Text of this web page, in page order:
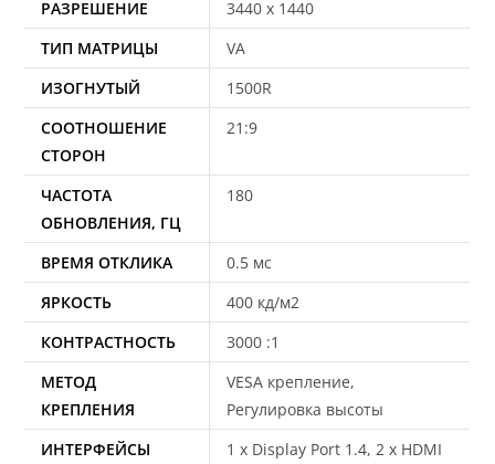
РАЗРЕШЕНИЕ
3440 x 1440
ТИП МАТРИЦЫ
VA
ИЗОГНУТЫЙ
1500R
СООТНОШЕНИЕ
СТОРОН
21:9
ЧАСТОТА
ОБНОВЛЕНИЯ, ГЦ
180
ВРЕМЯ ОТКЛИКА
0.5 мс
ЯРКОСТЬ
400 кд/м2
КОНТРАСТНОСТЬ
3000 :1
МЕТОД
КРЕПЛЕНИЯ
VESA крепление,
Регулировка высоты
ИНТЕРФЕЙСЫ
1 x Display Port 1.4, 2 x HDMI